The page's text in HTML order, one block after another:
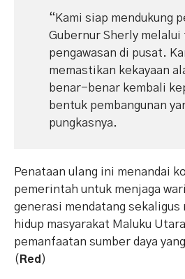
“Kami siap mendukung
Gubernur Sherly melalui
pengawasan di pusat.
memastikan kekayaan
benar-benar kembali
bentuk pembangunan
pungkasnya.
​Penataan ulang ini menandai
pemerintah untuk menjaga
generasi mendatang sekaligus
hidup masyarakat Maluku
pemanfaatan sumber daya
( Red )